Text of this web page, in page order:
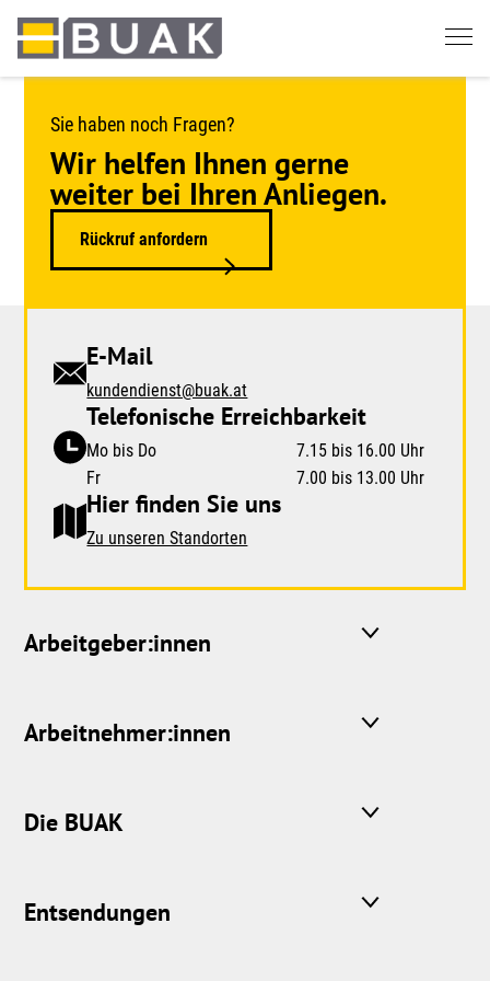
Springe
zum
Sie haben noch Fragen?
Wir helfen Ihnen gerne
weiter bei Ihren Anliegen.
Rückruf anfordern
E-Mail
kundendienst@buak.at
Telefonische Erreichbarkeit
Mo bis Do
7.15 bis 16.00 Uhr
Fr
7.00 bis 13.00 Uhr
Hier finden Sie uns
Zu unseren Standorten
Arbeitgeber:innen
Arbeitnehmer:innen
Die BUAK
Entsendungen